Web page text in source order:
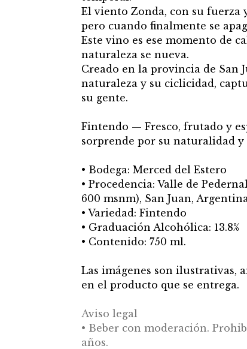
El viento Zonda, con su fuerza
pero cuando finalmente se
Este vino es ese momento de
naturaleza se nueva.
Creado en la provincia de San
naturaleza y su ciclicidad,
su gente.
Fintendo — Fresco, frutado y
sorprende por su naturalidad y
• Bodega: Merced del Estero
• Procedencia: Valle de
600 msnm), San Juan, Argentina
• Variedad: Fintendo
• Graduación Alcohólica: 13.8%
• Contenido: 750 ml.
Las imágenes son ilustrativas,
en el producto que se entrega.
Aviso legal
• Beber con moderación.
años.